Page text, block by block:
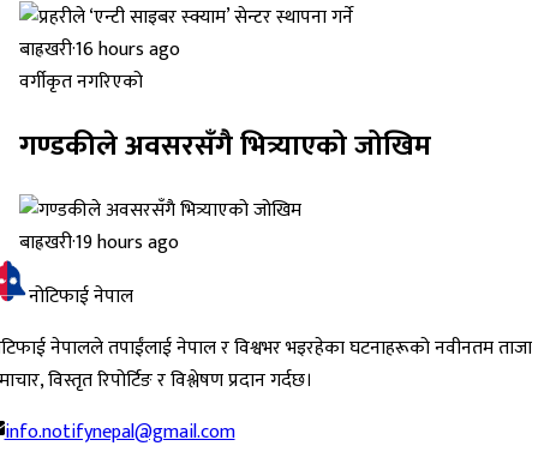
बाह्रखरी·16 hours ago
वर्गीकृत नगरिएको
गण्डकीले अवसरसँगै भित्र्याएको जोखिम
बाह्रखरी·19 hours ago
नोटिफाई नेपाल
नेपालले तपाईंलाई नेपाल र विश्वभर भइरहेका घटनाहरूको नवीनतम ताजा
विस्तृत रिपोर्टिङ र विश्लेषण प्रदान गर्दछ।
info.notifynepal@gmail.com